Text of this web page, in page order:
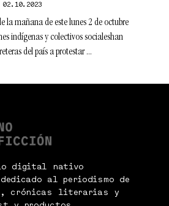
la mañana de este lunes 2 de octubre
indígenas y colectivos socialeshan
del país a protestar
digital nativo
al periodismo de
crónicas literarias y